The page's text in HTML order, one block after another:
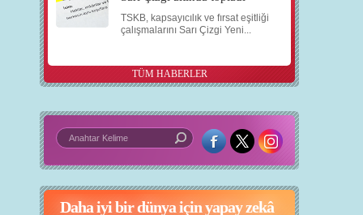
TSKB, kapsayıcılık ve fırsat eşitliği
çalışmalarını Sarı Çizgi Yeni...
TÜM HABERLER
Daha iyi bir dünya için yapay zekâ